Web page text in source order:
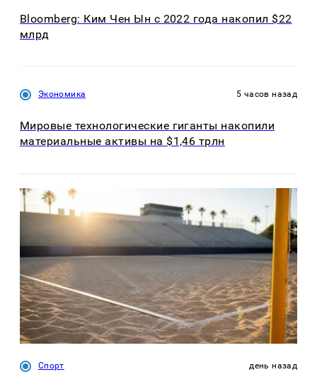
Bloomberg: Ким Чен Ын с 2022 года накопил $22
млрд
Экономика 5 часов назад
Мировые технологические гиганты накопили
материальные активы на $1,46 трлн
Спорт день назад